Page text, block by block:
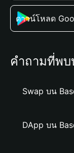
ดาวน์โหลด
คำถามที่พบ
Swap บน
DApp บน